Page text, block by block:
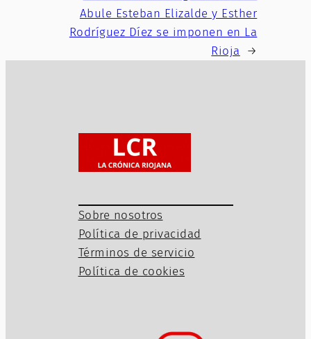
Abule Esteban Elizalde y Esther
Rodríguez Díez se imponen en La
Rioja
→
Sobre nosotros
Política de privacidad
Términos de servicio
Política de cookies